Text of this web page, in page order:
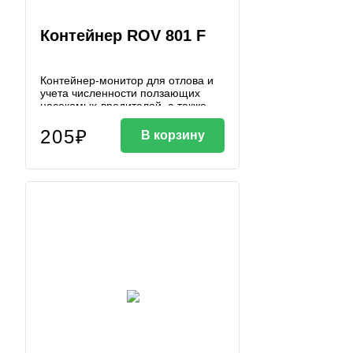
Контейнер ROV 801 F
Контейнер-монитор для отлова и
учета численности ползающих
насекомых-вредителей, а также
мышей, оснащен замком крышки, с
прозрачной крышкой, размер
207х119х43 мм Обращаем
внимание, что одна коробка
инсектомониторов ROV801F и
ROV802F комплектуется 5
ключей, то необходимо докупать
205₽ В корзину